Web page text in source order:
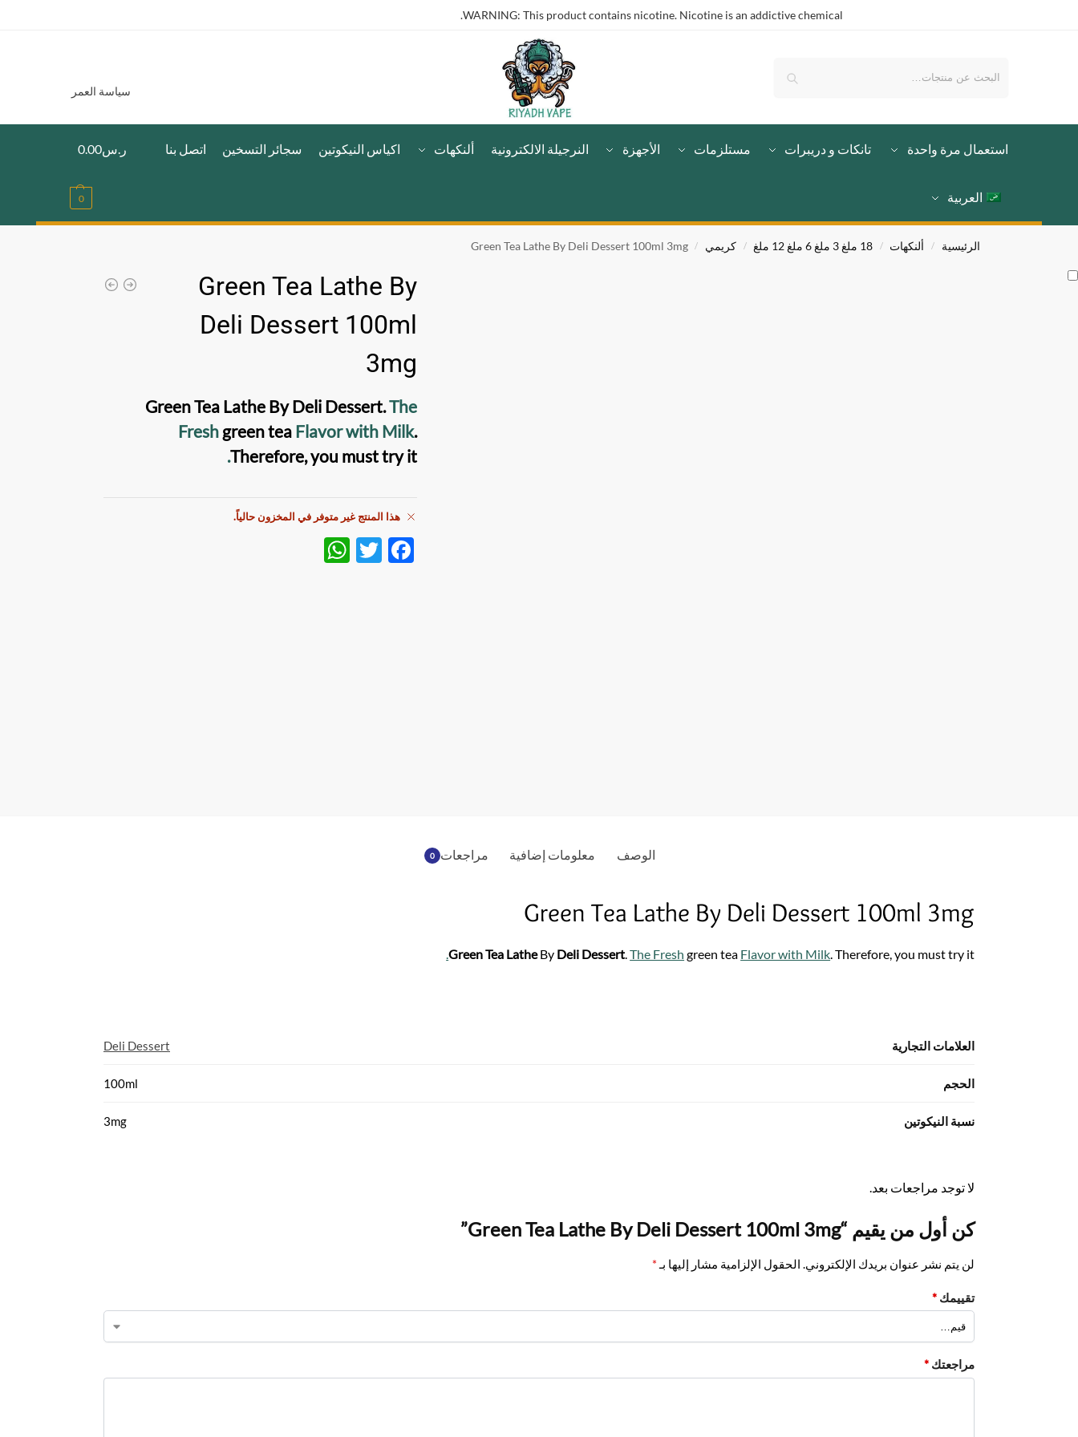
WARNING: This product contains nicotine. Nicotine is an addictive chemical.
سياسة العمر
استعمال مرة واحدة تانكات و دريبرات مستلزمات الأجهزة النرجيلة الالكترونية ألنكهات اكياس النيكوتين سجائر التسخين اتصل بنا
العربية
ر.س0.00
0
الرئيسية / ألنكهات / 18 ملغ 3 ملغ 6 ملغ 12 ملغ / كريمي /
Green Tea Lathe By Deli Dessert 100ml 3mg
Green Tea Lathe By
Deli Dessert 100ml
3mg
Green Tea LatheByDeli Dessert.The
Freshgreen tea Flavor with Milk.
Therefore, you must try it
.
هذا المنتج غير متوفر في المخزون حالياً.
F
T
الوصف معلومات إضافية مراجعات 0
Green Tea Lathe By Deli Dessert 100ml 3mg
Green Tea LatheBy Deli Dessert .The Fresh green tea Flavor with Milk . Therefore, you must try it
.
العلامات التجارية Deli Dessert
الحجم 100ml
نسبة النيكوتين 3mg
لا توجد مراجعات بعد.
كن أول من يقيم “Green Tea Lathe By Deli Dessert 100ml 3mg”
لن يتم نشر عنوان بريدك الإلكتروني. الحقول الإلزامية مشار إليها بـ *
تقييمك *
مراجعتك *